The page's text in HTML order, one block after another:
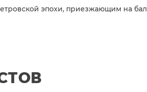
эпохи, приезжающим на бал